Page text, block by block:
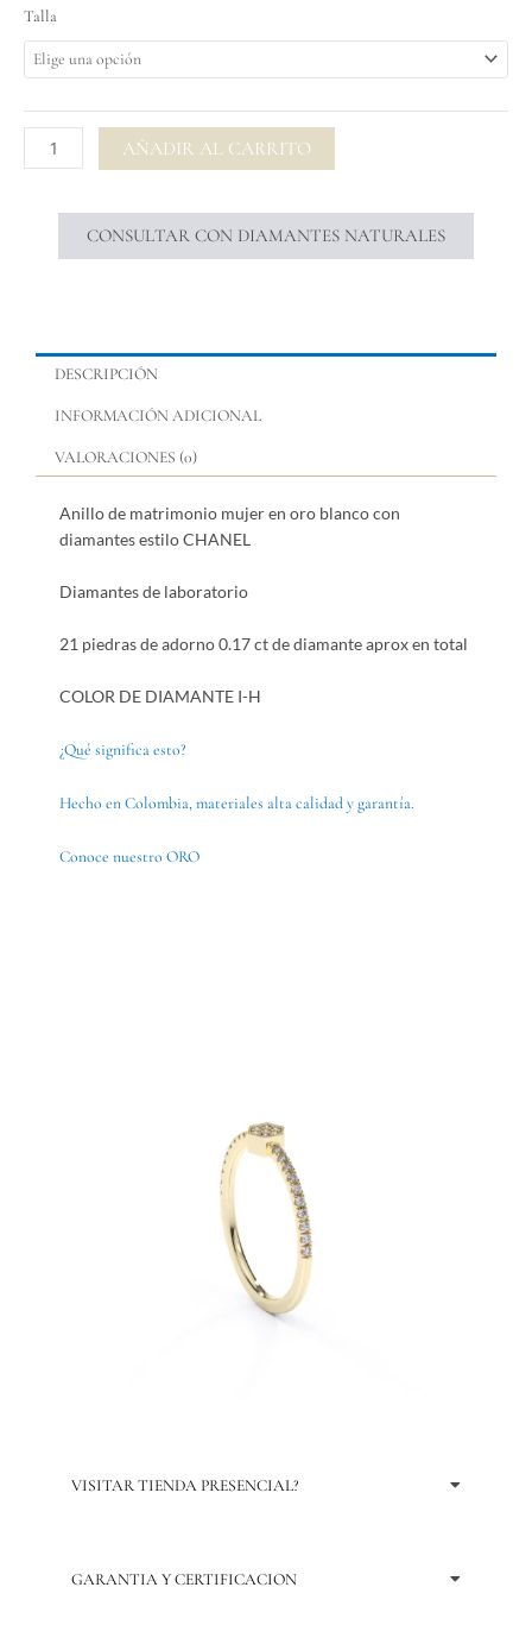
$
Talla
Anillo
de
matrimonio
en
blanco
diamantes
AÑADIR AL CARRITO
CONSULTAR CON DIAMANTES NATURALES
DESCRIPCIÓN
INFORMACIÓN ADICIONAL
VALORACIONES (0)
Anillo de matrimonio mujer en oro blanco con
diamantes estilo CHANEL
Diamantes de laboratorio
21 piedras de adorno 0.17 ct de diamante aprox en total
COLOR DE DIAMANTE I-H
¿Qué significa esto?
Hecho en Colombia, materiales alta calidad y garantía.
Conoce nuestro ORO
VISITAR TIENDA PRESENCIAL?
GARANTIA Y CERTIFICACION